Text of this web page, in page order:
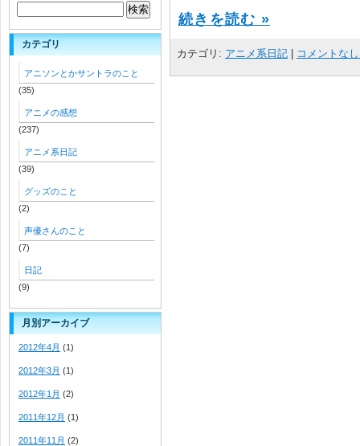
続きを読む »
カテゴリ: アニメ系日記 コメントな
カテゴリ
アニソンとかサントラのこと
(35)
アニメの感想
(237)
アニメ系日記
(39)
グッズのこと
(2)
声優さんのこと
(7)
日記
(9)
月別アーカイブ
2012年4月 (1)
2012年3月 (1)
2012年1月 (2)
2011年12月 (1)
2011年11月 (2)